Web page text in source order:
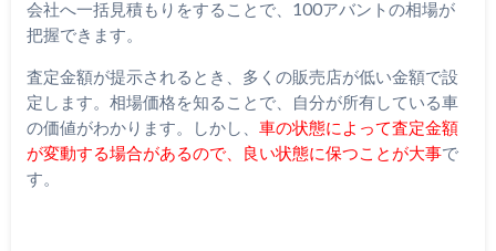
会社へ一括見積もりをすることで、100アバントの相場が
把握できます。
査定金額が提示されるとき、多くの販売店が低い金額で設
定します。相場価格を知ることで、自分が所有している車
の価値がわかります。しかし、 車の状態によって査定金額
が変動する場合があるので、良い状態に保つことが大事で
す。